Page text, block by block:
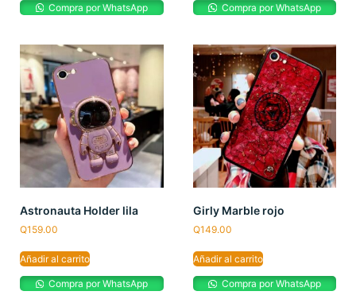
Compra por WhatsApp Compra por WhatsApp
Astronauta Holder lila
Q159.00
Añadir al carrito
Compra por WhatsApp
Girly Marble rojo
Q149.00
Añadir al carrito
Compra por WhatsApp